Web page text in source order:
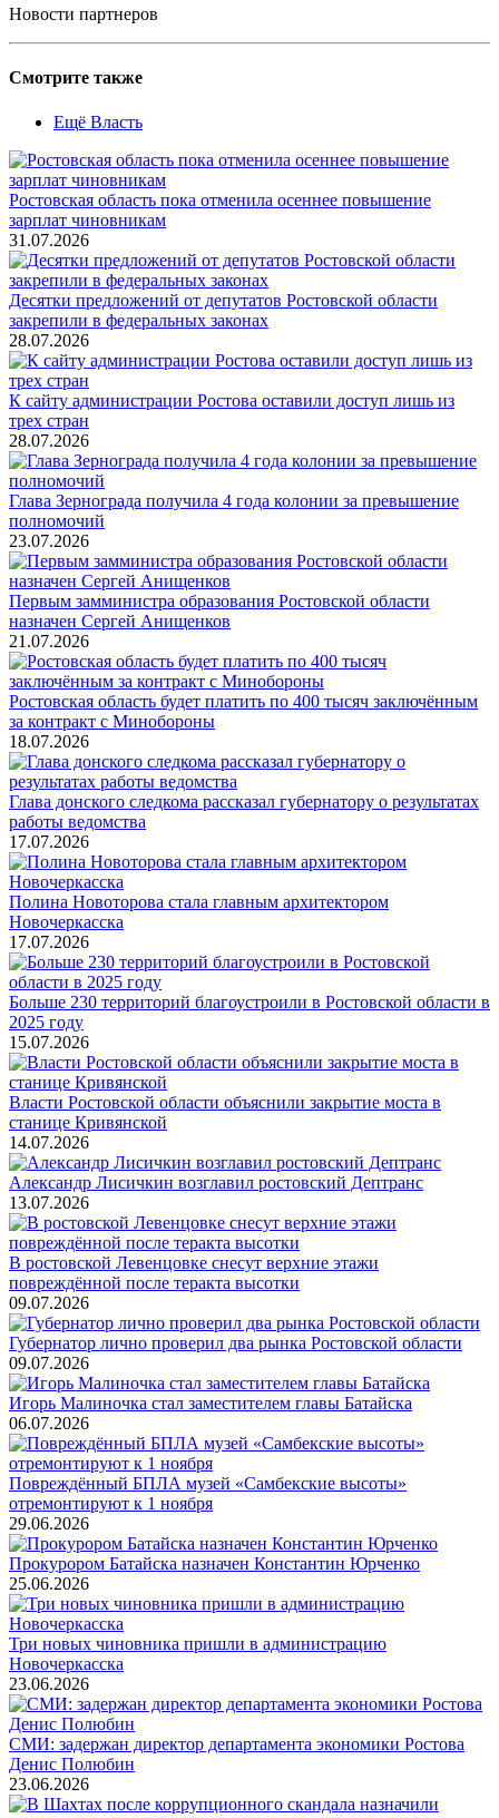
Новости партнеров
Смотрите также
Ещё Власть
Ростовская область пока отменила осеннее повышение
зарплат чиновникам
31.07.2026
Десятки предложений от депутатов Ростовской области
закрепили в федеральных законах
28.07.2026
К сайту администрации Ростова оставили доступ лишь из
трех стран
28.07.2026
Глава Зернограда получила 4 года колонии за превышение
полномочий
23.07.2026
Первым замминистра образования Ростовской области
назначен Сергей Анищенков
21.07.2026
Ростовская область будет платить по 400 тысяч заключённым
за контракт с Минобороны
18.07.2026
Глава донского следкома рассказал губернатору о результатах
работы ведомства
17.07.2026
Полина Новоторова стала главным архитектором
Новочеркасска
17.07.2026
Больше 230 территорий благоустроили в Ростовской области в
2025 году
15.07.2026
Власти Ростовской области объяснили закрытие моста в
станице Кривянской
14.07.2026
Александр Лисичкин возглавил ростовский Дептранс
13.07.2026
В ростовской Левенцовке снесут верхние этажи
повреждённой после теракта высотки
09.07.2026
Губернатор лично проверил два рынка Ростовской области
09.07.2026
Игорь Малиночка стал заместителем главы Батайска
06.07.2026
Повреждённый БПЛА музей «Самбекские высоты»
отремонтируют к 1 ноября
29.06.2026
Прокурором Батайска назначен Константин Юрченко
25.06.2026
Три новых чиновника пришли в администрацию
Новочеркасска
23.06.2026
СМИ: задержан директор департамента экономики Ростова
Денис Полюбин
23.06.2026